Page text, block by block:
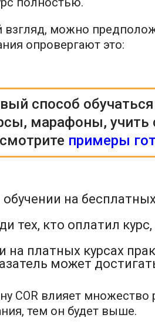
можно
опровергают это:
способ
марафоны, учить
примеры
на
тех, кто оплатил
на платных курсах
может
COR влияет
тем он будет выше.